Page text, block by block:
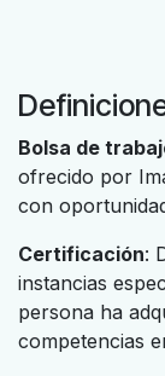
Bolsa de
ofrecido por
con
Certificación:
instancias
persona ha
competencias